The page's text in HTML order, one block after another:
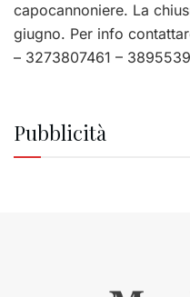
capocannoniere. La
giugno. Per info
– 3273807461 –
Pubblicità